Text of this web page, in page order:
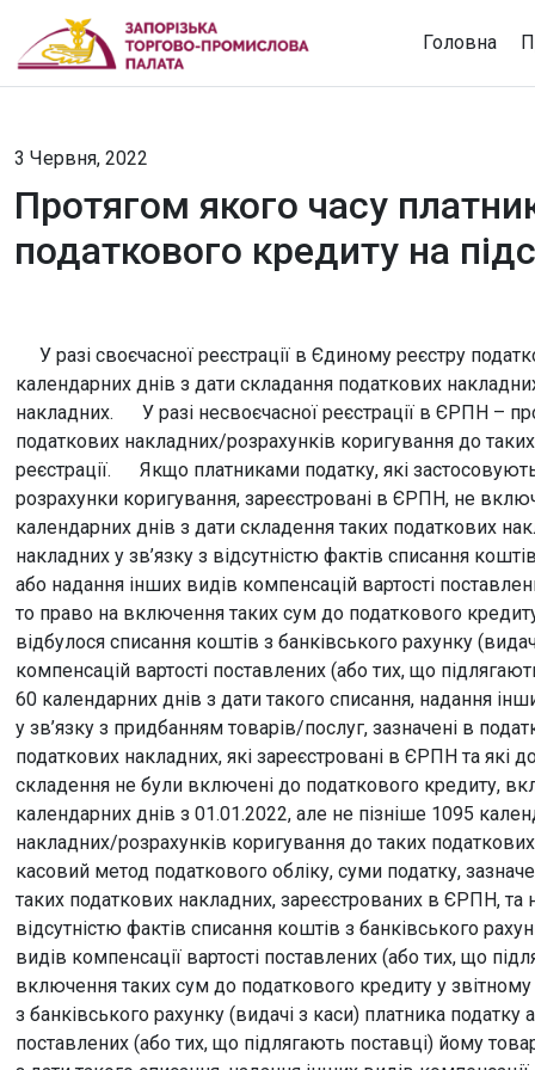
Головна
3 Червня, 2022
Протягом якого часу
податкового кредиту на
У разі своєчасної реєстрації в Єдиному реєстру
календарних днів з дати складання податкових
накладних. У разі несвоєчасної реєстрації в ЄРПН –
податкових накладних/розрахунків коригування до
реєстрації. Якщо платниками податку, які
розрахунки коригування, зареєстровані в ЄРПН, не
календарних днів з дати складення таких податкових
накладних у зв’язку з відсутністю фактів списання
або надання інших видів компенсацій вартості
то право на включення таких сум до податкового
відбулося списання коштів з банківського рахунку
компенсацій вартості поставлених (або тих, що
60 календарних днів з дати такого списання, надання
у зв’язку з придбанням товарів/послуг, зазначені в
податкових накладних, які зареєстровані в ЄРПН та які
складення не були включені до податкового кредиту,
календарних днів з 01.01.2022, але не пізніше 1095
накладних/розрахунків коригування до таких
касовий метод податкового обліку, суми податку,
таких податкових накладних, зареєстрованих в ЄРПН, та
відсутністю фактів списання коштів з банківського
видів компенсації вартості поставлених (або тих, що
включення таких сум до податкового кредиту у
з банківського рахунку (видачі з каси) платника податку
поставлених (або тих, що підлягають поставці) йому